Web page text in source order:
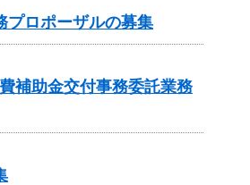
プロポーザルの募集
補助金交付事務委託業務